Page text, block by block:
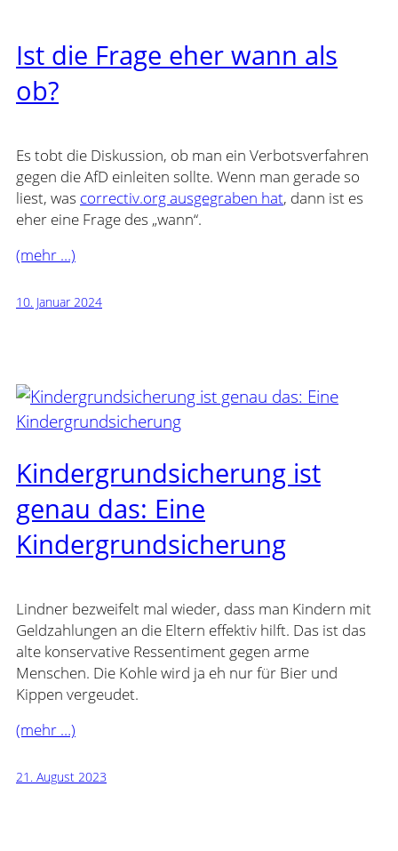
Ist die Frage eher wann als
ob?
Es tobt die Diskussion, ob man ein Verbotsverfahren
gegen die AfD einleiten sollte. Wenn man gerade so
liest, was correctiv.org ausgegraben hat, dann ist es
eher eine Frage des „wann“.
(mehr …)
10. Januar 2024
Kindergrundsicherung ist
genau das: Eine
Kindergrundsicherung
Lindner bezweifelt mal wieder, dass man Kindern mit
Geldzahlungen an die Eltern effektiv hilft. Das ist das
alte konservative Ressentiment gegen arme
Menschen. Die Kohle wird ja eh nur für Bier und
Kippen vergeudet.
(mehr …)
21. August 2023